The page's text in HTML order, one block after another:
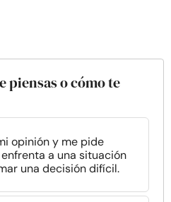
piensas o cómo te
opinión y me pide
a una situación
una decisión difícil.